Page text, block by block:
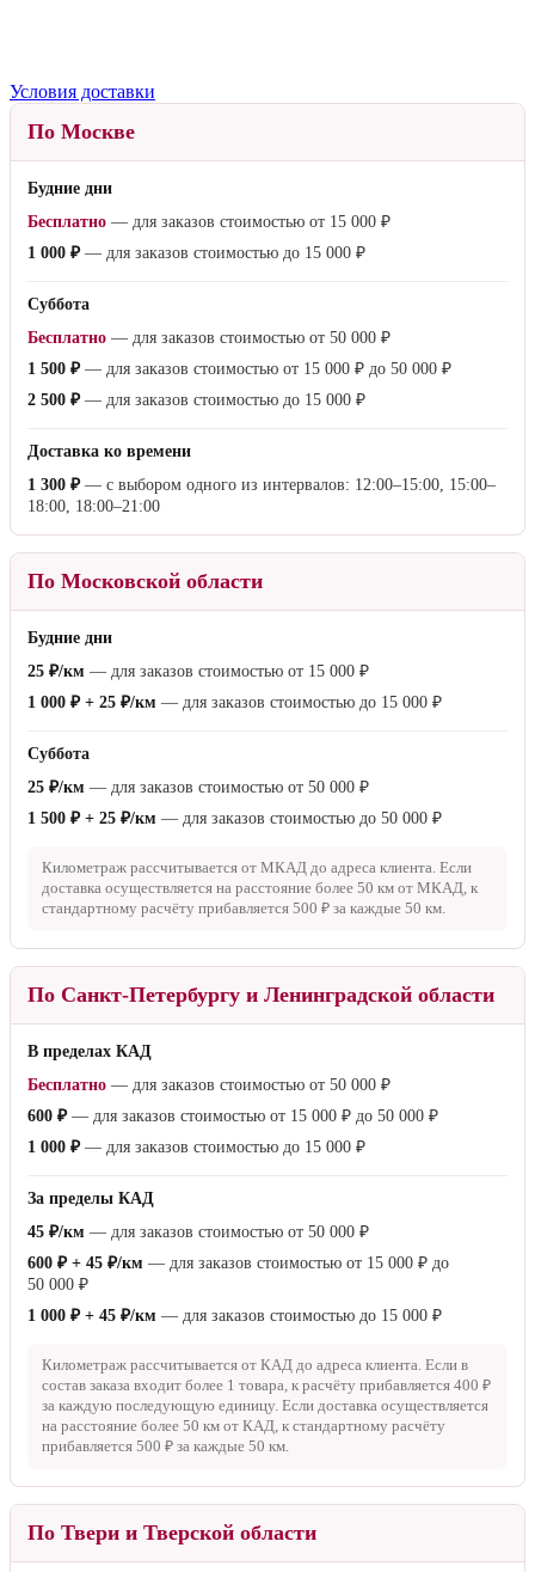
Условия доставки
По Москве
Будние дни
Бесплатно — для заказов стоимостью от 15 000 ₽
1 000 ₽— для заказов стоимостью до 15 000 ₽
Суббота
Бесплатно — для заказов стоимостью от 50 000 ₽
1 500 ₽— для заказов стоимостью от 15 000 ₽ до 50 000 ₽
2 500 ₽— для заказов стоимостью до 15 000 ₽
Доставка ко времени
1 300 ₽— с выбором одного из интервалов: 12:00–15:00, 15:00–
18:00, 18:00–21:00
По Московской области
Будние дни
25 ₽/км — для заказов стоимостью от 15 000 ₽
1 000 ₽ + 25 ₽/км — для заказов стоимостью до 15 000 ₽
Суббота
25 ₽/км — для заказов стоимостью от 50 000 ₽
1 500 ₽ + 25 ₽/км — для заказов стоимостью до 50 000 ₽
Километраж рассчитывается от МКАД до адреса клиента. Если
доставка осуществляется на расстояние более 50 км от МКАД, к
стандартному расчёту прибавляется 500 ₽ за каждые 50 км.
По Санкт-Петербургу и Ленинградской области
В пределах КАД
Бесплатно — для заказов стоимостью от 50 000 ₽
600 ₽— для заказов стоимостью от 15 000 ₽ до 50 000 ₽
1 000 ₽— для заказов стоимостью до 15 000 ₽
За пределы КАД
45 ₽/км — для заказов стоимостью от 50 000 ₽
600 ₽ + 45 ₽/км — для заказов стоимостью от 15 000 ₽ до
50 000 ₽
1 000 ₽ + 45 ₽/км — для заказов стоимостью до 15 000 ₽
Километраж рассчитывается от КАД до адреса клиента. Если в
состав заказа входит более 1 товара, к расчёту прибавляется 400 ₽
за каждую последующую единицу. Если доставка осуществляется
на расстояние более 50 км от КАД, к стандартному расчёту
прибавляется 500 ₽ за каждые 50 км.
По Твери и Тверской области